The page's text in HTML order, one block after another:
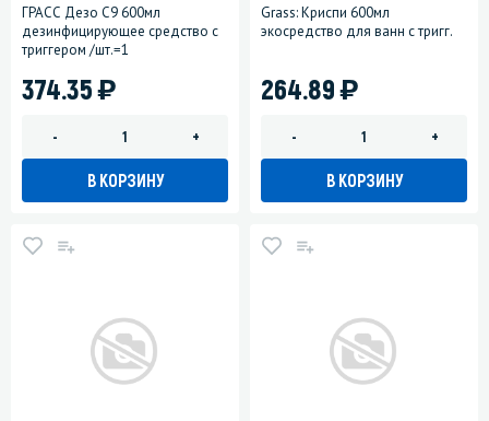
ГРАСС Дезо C9 600мл
дезинфицирующее средство с
триггером /шт.=1
374.35)
- +
В КОРЗИНУ
Grass: Криспи 600мл
экосредство для ванн с тригг.
264.89)
- +
В КОРЗИНУ